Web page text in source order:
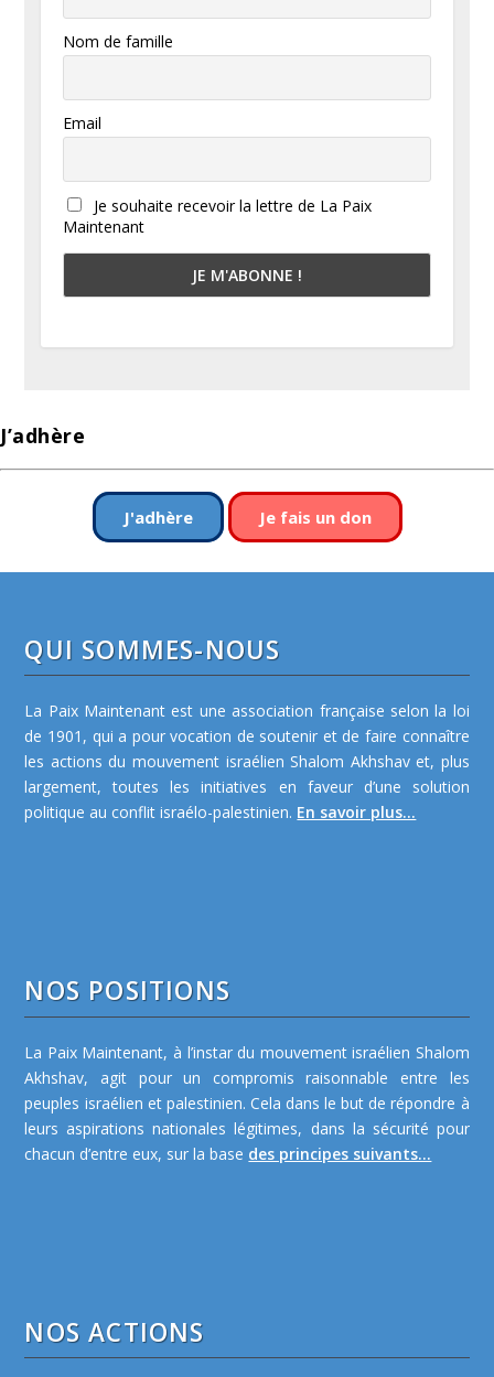
Nom de famille
Email
Je souhaite recevoir la lettre de La Paix
Maintenant
J’adhère
J'adhère Je fais un don
QUI SOMMES-NOUS
La Paix Maintenant est une association française selon la loi
de 1901, qui a pour vocation de soutenir et de faire connaître
les actions du mouvement israélien Shalom Akhshav et, plus
largement, toutes les initiatives en faveur d’une solution
politique au conflit israélo-palestinien. En savoir plus...
NOS POSITIONS
La Paix Maintenant, à l’instar du mouvement israélien Shalom
Akhshav, agit pour un compromis raisonnable entre les
peuples israélien et palestinien. Cela dans le but de répondre à
leurs aspirations nationales légitimes, dans la sécurité pour
chacun d’entre eux, sur la base des principes suivants...
NOS ACTIONS